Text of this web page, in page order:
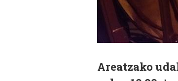
Areatzako